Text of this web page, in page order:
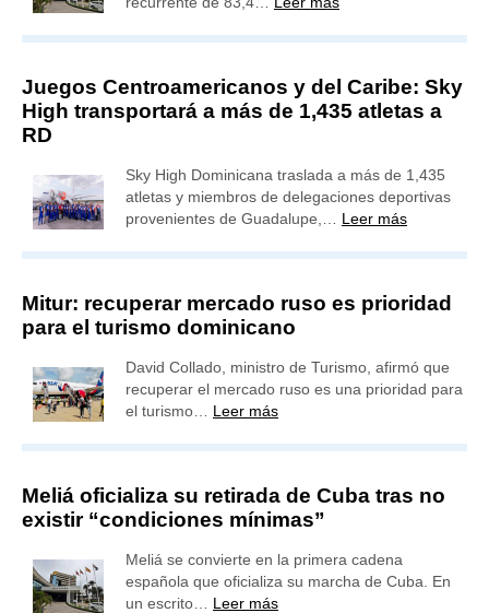
Juegos Centroamericanos y del Caribe: Sky
High transportará a más de 1,435 atletas a
RD
Sky High Dominicana traslada a más de 1,435
atletas y miembros de delegaciones deportivas
provenientes de Guadalupe,… Leer más
Mitur: recuperar mercado ruso es prioridad
para el turismo dominicano
David Collado, ministro de Turismo, afirmó que
recuperar el mercado ruso es una prioridad para
el turismo… Leer más
Meliá oficializa su retirada de Cuba tras no
existir “condiciones mínimas”
Meliá se convierte en la primera cadena
española que oficializa su marcha de Cuba. En
un escrito… Leer más